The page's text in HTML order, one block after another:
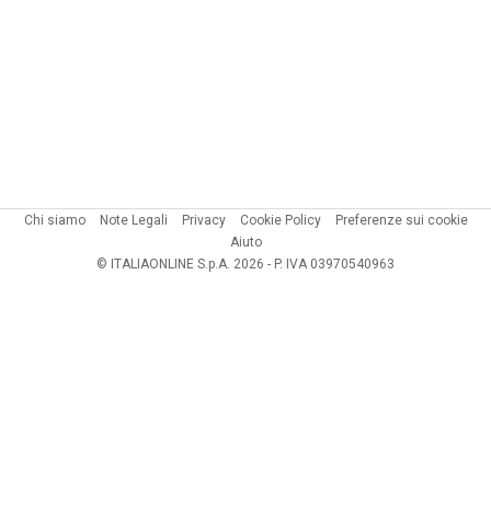
Chi siamo Note Legali Privacy Cookie Policy
Preferenze sui cookie
Aiuto
© ITALIAONLINE S.p.A. 2026 - P. IVA 03970540963